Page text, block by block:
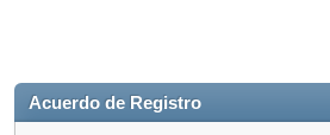
Acuerdo de Registro